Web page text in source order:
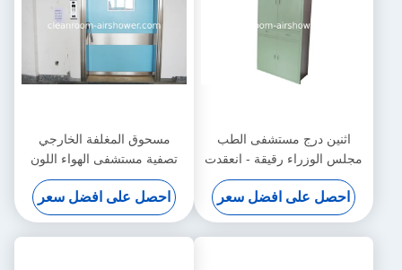
اثنين درج مستشفى الطب
مجلس الوزراء رقيقة - انعقدت
دون نصف زجاج الباب
احصل على افضل سعر
مسحوق المغلفة الخارجي
تصفية مستشفى الهواء اللون
الأزرق مع باب واحد سوينغ
احصل على افضل سعر